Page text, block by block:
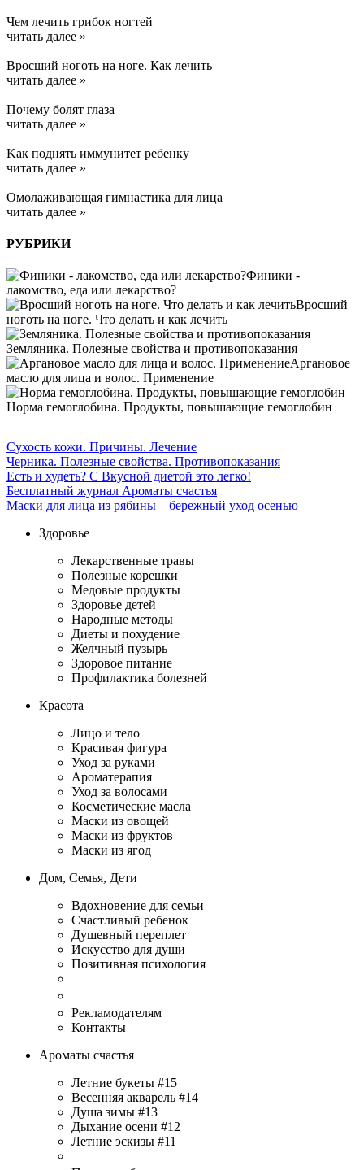
Чем лечить грибок ногтей
читать далее »
Вросший ноготь на ноге. Как лечить
читать далее »
Почему болят глаза
читать далее »
Kак поднять иммунитет ребенку
читать далее »
Омолаживающая гимнастика для лица
читать далее »
РУБРИКИ
Финики -
лакомство, еда или лекарство?
Вросший
ноготь на ноге. Что делать и как лечить
Земляника. Полезные свойства и противопоказания
Аргановое
масло для лица и волос. Применение
Норма гемоглобина. Продукты, повышающие гемоглобин
Сухость кожи. Причины. Лечение
Черника. Полезные свойства. Противопоказания
Есть и худеть? С Вкусной диетой это легко!
Бесплатный журнал Ароматы счастья
Маски для лица из рябины – бережный уход осенью
Здоровье
Лекарственные травы
Полезные корешки
Медовые продукты
Здоровье детей
Народные методы
Диеты и похудение
Желчный пузырь
Здоровое питание
Профилактика болезней
Красота
Лицо и тело
Красивая фигура
Уход за руками
Ароматерапия
Уход за волосами
Косметические масла
Маски из овощей
Маски из фруктов
Маски из ягод
Дом, Семья, Дети
Вдохновение для семьи
Счастливый ребенок
Душевный переплет
Искусство для души
Позитивная психология
Рекламодателям
Контакты
Ароматы счастья
Летние букеты #15
Весенняя акварель #14
Душа зимы #13
Дыхание осени #12
Летние эскизы #11